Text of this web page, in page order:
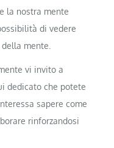
la nostra mente
di vedere
mente.
vi invito a
dedicato che potete
sapere come
rinforzandosi